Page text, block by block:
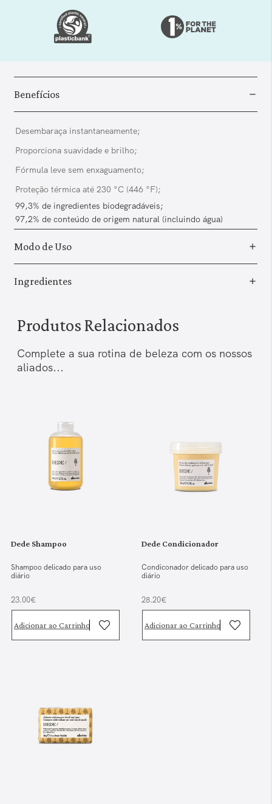
Benefícios
Desembaraça instantaneamente;
Proporciona suavidade e brilho;
Fórmula leve sem enxaguamento;
Proteção térmica até 230 °C (446 °F);
99,3% de ingredientes biodegradáveis;
97,2% de conteúdo de origem natural (incluindo água)
Modo de Uso
Ingredientes
Produtos Relacionados
Complete a sua rotina de beleza com os nossos
aliados...
Dede Shampoo
Shampoo delicado para uso
diário
23.00€
Adicionar ao Carrinho
Dede Condicionador
Condiconador delicado para uso
diário
28.20€
Adicionar ao Carrinho